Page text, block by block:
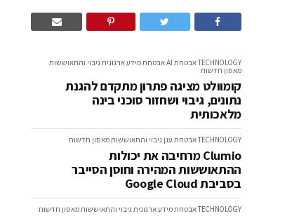
TECHNOLOGYאבטחת AI אבטחת מידע ארגוניתגיבוי והתאוששות
מאסון חדשות
קומוולט מציגה פתרון מתקדם להגנת
נתונים, גיבוי ושחזור סוכני בינה
מלאכותית
TECHNOLOGYאבטחת ענן גיבוי והתאוששות מאסון חדשות
Clumio מרחיבה את יכולות
ההתאוששות המהירה וחוסן הסייבר
בסביבת Google Cloud
TECHNOLOGYאבטחת מידע ארגוניתגיבוי והתאוששות מאסון חדשות